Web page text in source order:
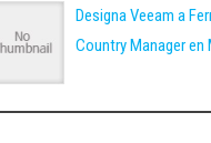
Designa Veeam a
Country Manager en